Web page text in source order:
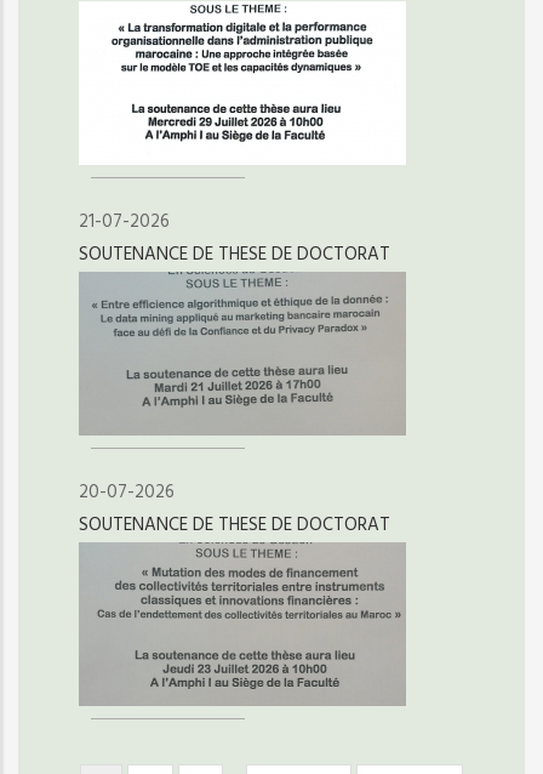
21-07-2026
SOUTENANCE DE THESE DE DOCTORAT
20-07-2026
SOUTENANCE DE THESE DE DOCTORAT